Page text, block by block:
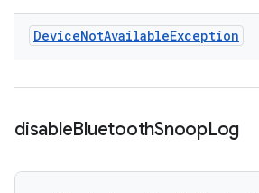
DeviceNotAvailableException
disableBluetoothSnoopLog